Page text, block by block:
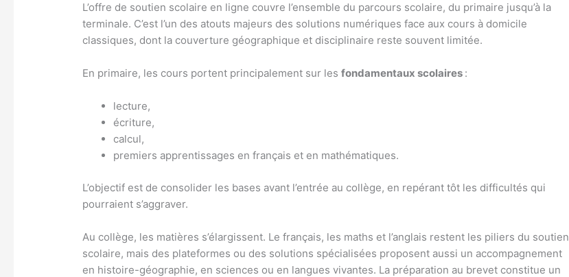
L’offre de soutien scolaire en ligne couvre l’ensemble du parcours scolaire, du primaire jusqu’à la
terminale. C’est l’un des atouts majeurs des solutions numériques face aux cours à domicile
classiques, dont la couverture géographique et disciplinaire reste souvent limitée.
En primaire, les cours portent principalement sur lesfondamentaux scolaires :
lecture,
écriture,
calcul,
premiers apprentissages en français et en mathématiques.
L’objectif est de consolider les bases avant l’entrée au collège, en repérant tôt les difficultés qui
pourraient s’aggraver.
Au collège, les matières s’élargissent. Le français, les maths et l’anglais restent les piliers du soutien
scolaire, mais des plateformes ou des solutions spécialisées proposent aussi un accompagnement
en histoire-géographie, en sciences ou en langues vivantes. La préparation au brevet constitue un